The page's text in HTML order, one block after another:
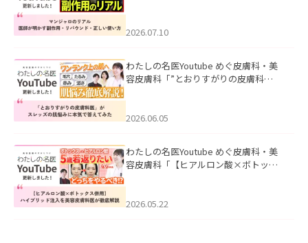
た。
2026.07.10
わたしの名医Youtube めぐ皮膚科・美
容皮膚科「”とおりすがりの皮膚科
2026.06.05
わたしの名医Youtube めぐ皮膚科・美
容皮膚科「【ヒアルロン酸×ボトック
た。
2026.05.22